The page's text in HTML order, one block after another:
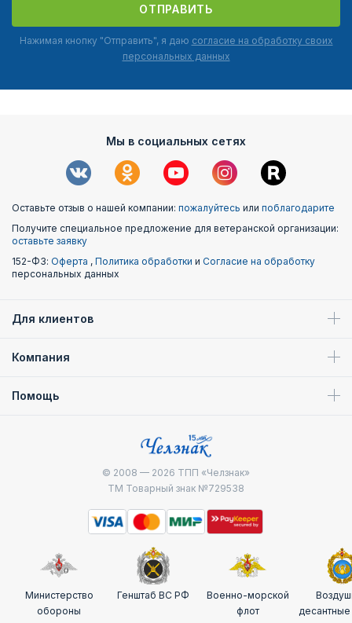
ОТПРАВИТЬ
Нажимая кнопку "Отправить", я даю согласие на обработку своих
персональных данных
Мы в социальных сетях
Оставьте отзыв о нашей компании: пожалуйтесь или поблагодарите
Получите специальное предложение для ветеранской организации:
оставьте заявку
152-ФЗ: Оферта , Политика обработки и Согласие на обработку
персональных данных
Для клиентов
Компания
Помощь
© 2008 — 2026 ТПП «Челзнак»
ТМ Товарный знак №729538
Министерство
обороны
Генштаб ВС РФ
Военно-морской
флот
десантные